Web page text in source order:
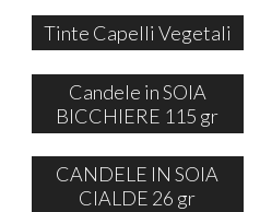
Tinte Capelli Vegetali
Candele in SOIA
BICCHIERE 115 gr
CANDELE IN SOIA
CIALDE 26 gr